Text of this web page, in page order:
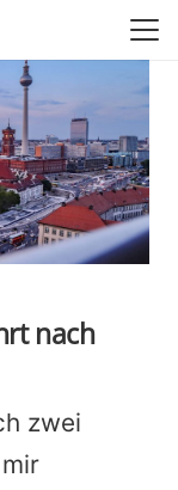
nach
zwei